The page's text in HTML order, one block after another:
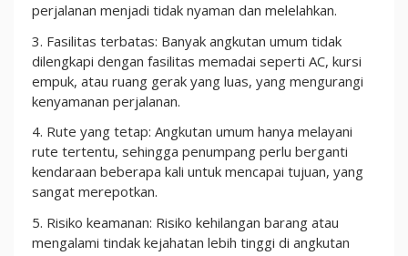
perjalanan menjadi tidak nyaman dan melelahkan.
3. Fasilitas terbatas: Banyak angkutan umum tidak
dilengkapi dengan fasilitas memadai seperti AC, kursi
empuk, atau ruang gerak yang luas, yang mengurangi
kenyamanan perjalanan.
4. Rute yang tetap: Angkutan umum hanya melayani
rute tertentu, sehingga penumpang perlu berganti
kendaraan beberapa kali untuk mencapai tujuan, yang
sangat merepotkan.
5. Risiko keamanan: Risiko kehilangan barang atau
mengalami tindak kejahatan lebih tinggi di angkutan